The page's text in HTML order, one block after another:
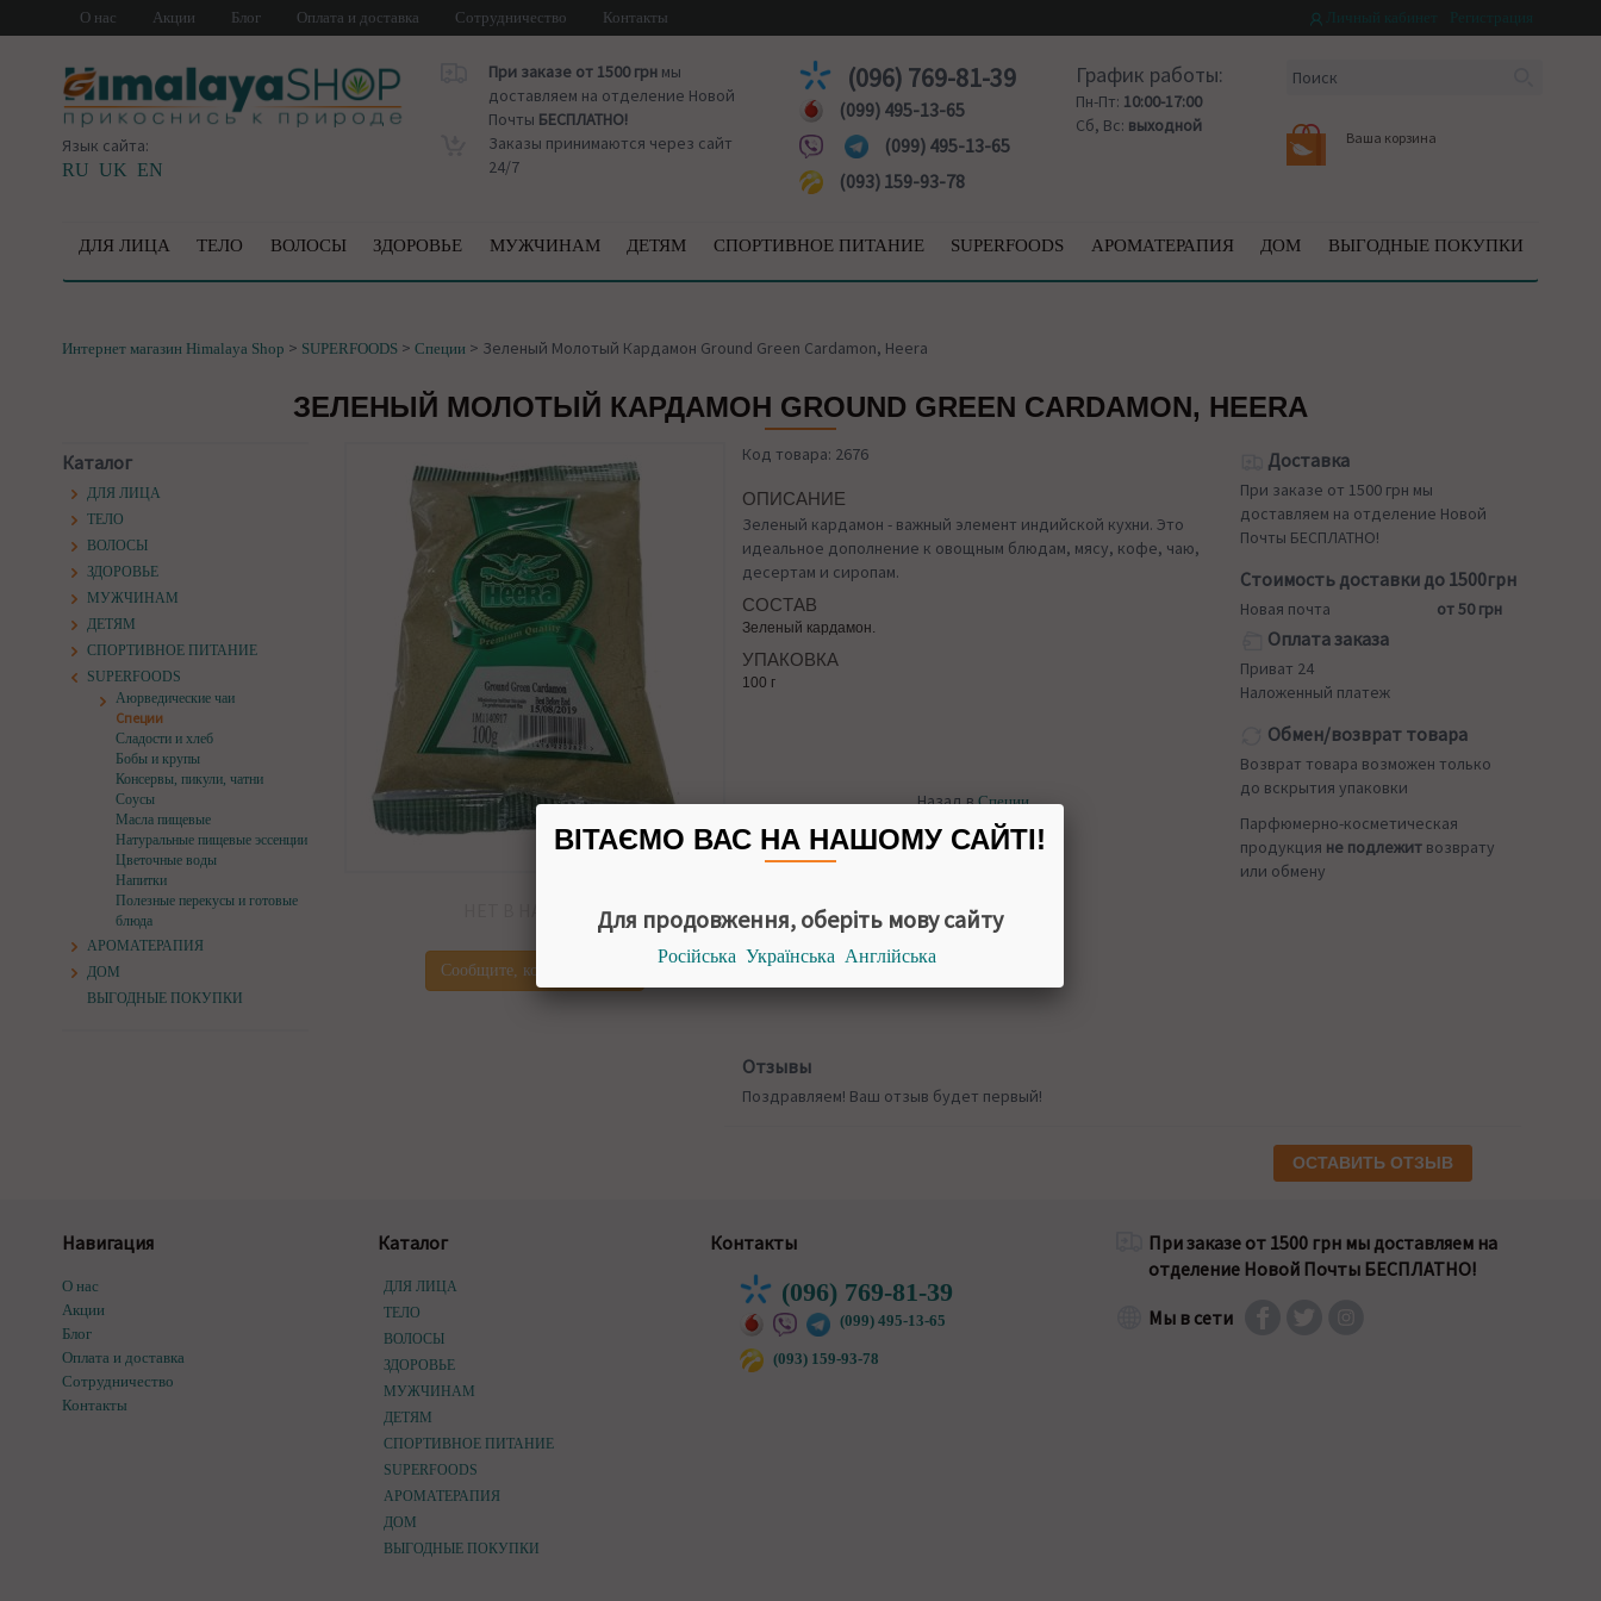
О нас Акции Блог Оплата и доставка Сотрудничество Контакты
Язык сайта:
RU UK EN
При заказе от 1500 грнмы
доставляем на отделение Новой
Почты БЕСПЛАТНО!
Заказы принимаются через сайт
24/7
(096) 769-81-39
(099) 495-13-65
(099) 495-13-65
(093) 159-93-78
График работы:
Пн-Пт: 10:00-17:00
Сб, Вс: выходной
Ваша корзина
ДЛЯ ЛИЦА ТЕЛО ВОЛОСЫ ЗДОРОВЬЕ МУЖЧИНАМ ДЕТЯМ СПОРТИВНОЕ ПИТАНИЕ SUPERFOODS АРОМАТЕРАПИЯ ДОМ ВЫГОДНЫЕ ПОКУПКИ
Интернет магазин Himalaya Shop > SUPERFOODS > Специи > Зеленый Молотый Кардамон Ground Green Cardamon, Heera
ЗЕЛЕНЫЙ МОЛОТЫЙ КАРДАМОН GROUND GREEN CARDAMON, HEERA
Каталог
ДЛЯ ЛИЦА
ТЕЛО
ВОЛОСЫ
ЗДОРОВЬЕ
МУЖЧИНАМ
ДЕТЯМ
СПОРТИВНОЕ ПИТАНИЕ
SUPERFOODS
Аюрведические чаи
Специи
Сладости и хлеб
Бобы и крупы
Консервы, пикули, чатни
Соусы
Масла пищевые
Натуральные пищевые эссенции
Цветочные воды
Напитки
Полезные перекусы и готовые
блюда
АРОМАТЕРАПИЯ
ДОМ
ВЫГОДНЫЕ ПОКУПКИ
НЕТ В НАЛИЧИИ
Сообщите, когда появится
Код товара: 2676
ОПИСАНИЕ
Зеленый кардамон - важный элемент индийской кухни. Это
идеальное дополнение к овощным блюдам, мясу, кофе, чаю,
десертам и сиропам.
СОСТАВ
Зеленый кардамон.
УПАКОВКА
100 г
Назад вСпеции
Доставка
При заказе от 1500 грн мы
доставляем на отделение Новой
Почты БЕСПЛАТНО!
Стоимость доставки до 1500грн
Новая почта от 50 грн
Оплата заказа
Приват 24
Наложенный платеж
Обмен/возврат товара
Возврат товара возможен только
до вскрытия упаковки
Парфюмерно-косметическая
продукция не подлежит возврату
или обмену
Отзывы
Поздравляем! Ваш отзыв будет первый!
ОСТАВИТЬ ОТЗЫВ
Навигация
О нас
Акции
Блог
Оплата и доставка
Сотрудничество
Контакты
Каталог
ДЛЯ ЛИЦА
ТЕЛО
ВОЛОСЫ
ЗДОРОВЬЕ
МУЖЧИНАМ
ДЕТЯМ
СПОРТИВНОЕ ПИТАНИЕ
SUPERFOODS
АРОМАТЕРАПИЯ
ДОМ
ВЫГОДНЫЕ ПОКУПКИ
Контакты
(096) 769-81-39
(099) 495-13-65
(093) 159-93-78
При заказе от 1500 грн мы доставляем на
отделение Новой Почты БЕСПЛАТНО!
Мы в сети
ВІТАЄМО ВАС НА НАШОМУ САЙТІ!
Для продовження, оберіть мову сайту
Російська Українська Англійська